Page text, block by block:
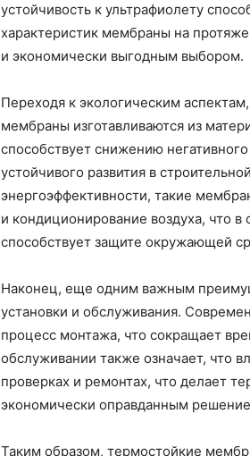
устойчивость к ультрафиолету
характеристик мембраны на
и экономически выгодным выбором.
Переходя к экологическим
мембраны изготавливаются из
способствует снижению
устойчивого развития в
энергоэффективности, такие
и кондиционирование воздуха, что
способствует защите окружающей
Наконец, еще одним важным
установки и обслуживания.
процесс монтажа, что сокращает
обслуживании также означает, что
проверках и ремонтах, что делает
экономически оправданным
Таким образом, термостойкие